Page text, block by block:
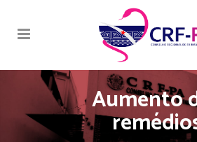
Aumento